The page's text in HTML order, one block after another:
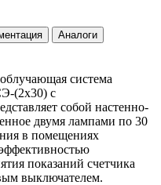
Аналоги
система
(2х30) с
собой настенно-
двумя лампами по 30
в помещениях
показаний счетчика
выключателем.